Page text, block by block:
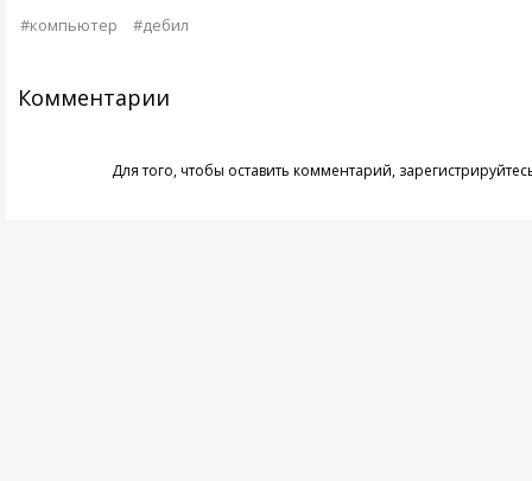
#компьютер #дебил
Комментарии
Для того, чтобы оставить комментарий,